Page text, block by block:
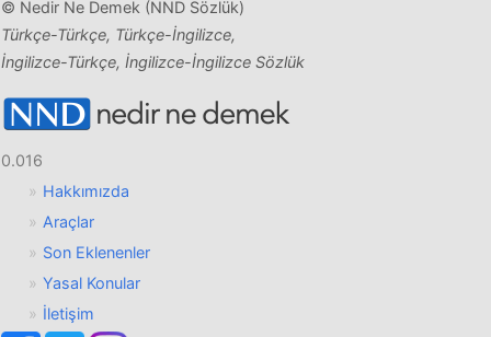
© Nedir Ne Demek (NND Sözlük)
Türkçe-Türkçe, Türkçe-İngilizce,
İngilizce-Türkçe, İngilizce-İngilizce Sözlük
0.016
Hakkımızda
Araçlar
Son Eklenenler
Yasal Konular
İletişim